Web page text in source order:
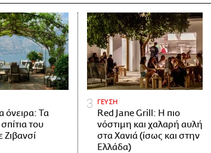
όνειρα: Τα
του
Ζιβανσί
ΓΕΥΣΗ
Red Jane Grill: Η πιο
νόστιμη και χαλαρή αυλή
στα Χανιά (ίσως και στην
Ελλάδα)